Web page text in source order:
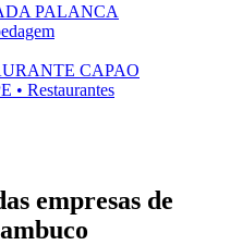
PALANCA
CAPAO
• Restaurantes
empresas de